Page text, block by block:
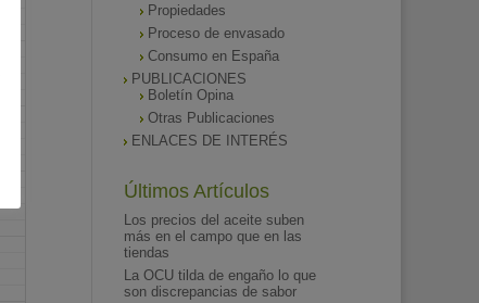
Propiedades
Proceso de envasado
Consumo en España
PUBLICACIONES
Boletín Opina
Otras Publicaciones
ENLACES DE INTERÉS
Últimos Artículos
Los precios del aceite suben
más en el campo que en las
tiendas
La OCU tilda de engaño lo que
son discrepancias de sabor